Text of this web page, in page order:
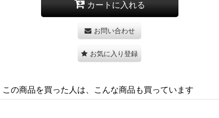
カートに入れる
お問い合わせ
お気に入り登録
この商品を買った人は、こんな商品も買っています